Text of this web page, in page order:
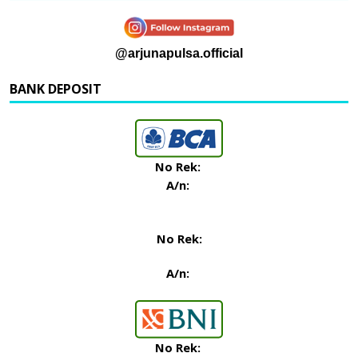
@arjunapulsa.official
BANK DEPOSIT
No Rek:
A/n:
No Rek:
A/n:
No Rek: